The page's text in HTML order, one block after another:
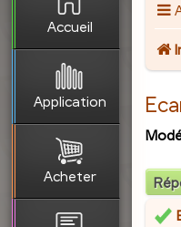
Accueil
Application
Acheter